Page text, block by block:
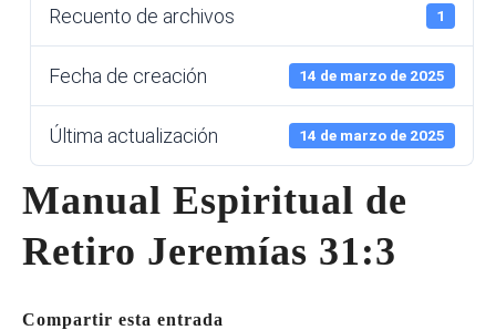
Recuento de archivos 1
Fecha de creación 14 de marzo de 2025
Última actualización 14 de marzo de 2025
Manual Espiritual de
Retiro Jeremías 31:3
Compartir esta entrada